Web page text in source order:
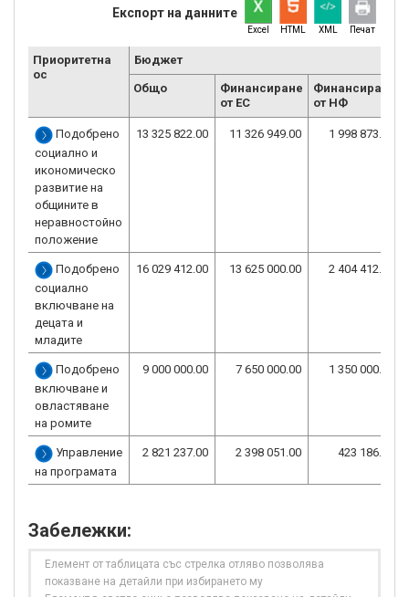
Експорт на данните
Excel HTML XML Печат
Приоритетна
ос
Бюджет
Общо
Финансиране
от ЕС
Финансиране
от НФ
Подобрено
социално и
икономическо
развитие на
общините в
неравностойно
положение
13 325 822.00 11 326 949.00 1 998 873.00
Подобрено
социално
включване на
децата и
младите
16 029 412.00 13 625 000.00 2 404 412.00
Подобрено
включване и
овластяване
на ромите
9 000 000.00 7 650 000.00 1 350 000.00
Управление
на програмата
2 821 237.00 2 398 051.00 423 186.00
Забележки:
Елемент от таблицата със стрелка отляво позволява
показване на детайли при избирането му